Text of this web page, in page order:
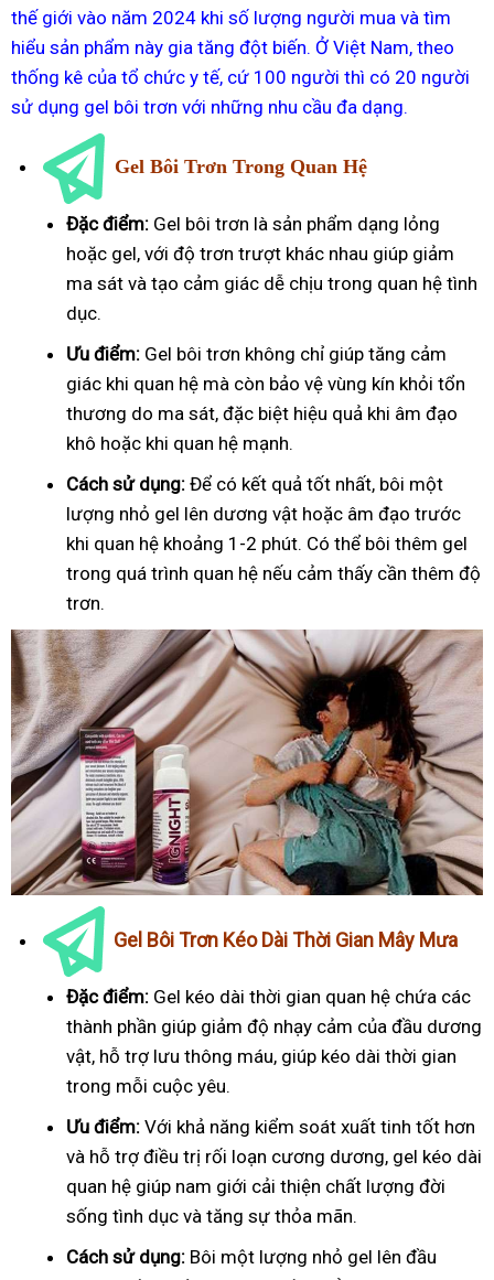
thế giới vào năm 2024 khi số lượng người mua và tìm
hiểu sản phẩm này gia tăng đột biến. Ở Việt Nam, theo
thống kê của tổ chức y tế, cứ 100 người thì có 20 người
sử dụng gel bôi trơn với những nhu cầu đa dạng.
Gel Bôi Trơn Trong Quan Hệ
Đặc điểm: Gel bôi trơn là sản phẩm dạng lỏng
hoặc gel, với độ trơn trượt khác nhau giúp giảm
ma sát và tạo cảm giác dễ chịu trong quan hệ tình
dục.
Ưu điểm: Gel bôi trơn không chỉ giúp tăng cảm
giác khi quan hệ mà còn bảo vệ vùng kín khỏi tổn
thương do ma sát, đặc biệt hiệu quả khi âm đạo
khô hoặc khi quan hệ mạnh.
Cách sử dụng: Để có kết quả tốt nhất, bôi một
lượng nhỏ gel lên dương vật hoặc âm đạo trước
khi quan hệ khoảng 1-2 phút. Có thể bôi thêm gel
trong quá trình quan hệ nếu cảm thấy cần thêm độ
trơn.
Gel Bôi Trơn Kéo Dài Thời Gian Mây Mưa
Đặc điểm: Gel kéo dài thời gian quan hệ chứa các
thành phần giúp giảm độ nhạy cảm của đầu dương
vật, hỗ trợ lưu thông máu, giúp kéo dài thời gian
trong mỗi cuộc yêu.
Ưu điểm: Với khả năng kiểm soát xuất tinh tốt hơn
và hỗ trợ điều trị rối loạn cương dương, gel kéo dài
quan hệ giúp nam giới cải thiện chất lượng đời
sống tình dục và tăng sự thỏa mãn.
Cách sử dụng: Bôi một lượng nhỏ gel lên đầu